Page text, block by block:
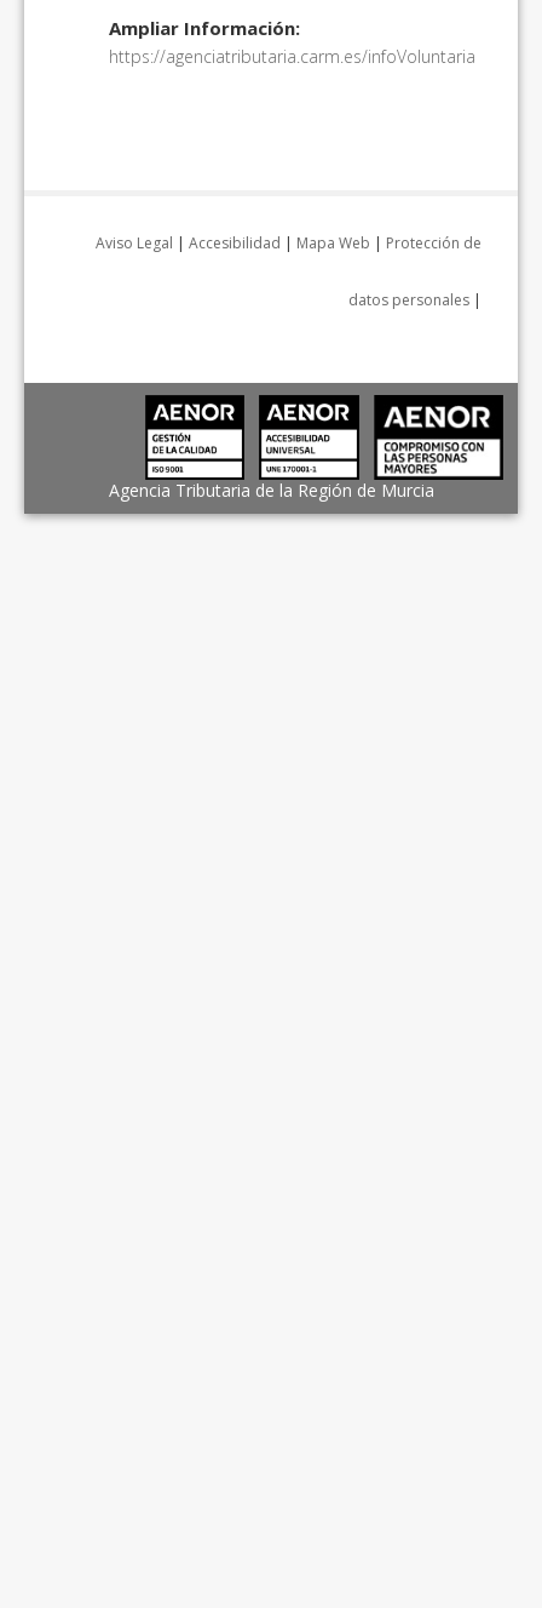
Ampliar Información:
https://agenciatributaria.carm.es/infoVoluntaria
Aviso Legal | Accesibilidad | Mapa Web | Protección de
datos personales |
Agencia Tributaria de la Región de Murcia